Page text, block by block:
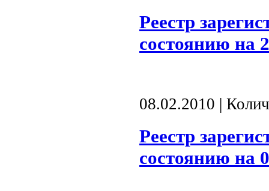
Реестр
состоянию на
08.02.2010 |
Реестр
состоянию на